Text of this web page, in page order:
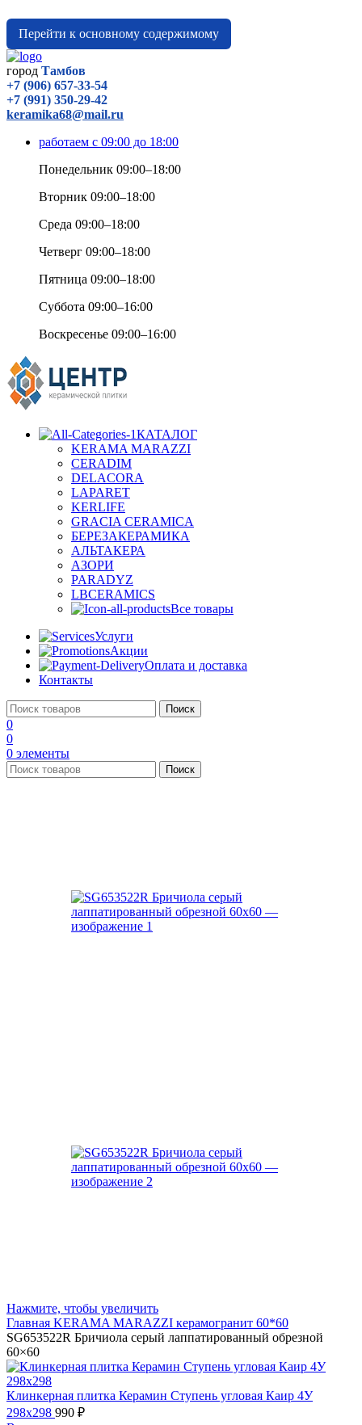
Перейти к основному содержимому
город Тамбов
+7 (906) 657-33-54
+7 (991) 350-29-42
keramika68@mail.ru
работаем с 09:00 до 18:00
Понедельник 09:00–18:00
Вторник 09:00–18:00
Среда 09:00–18:00
Четверг 09:00–18:00
Пятница 09:00–18:00
Суббота 09:00–16:00
Воскресенье 09:00–16:00
КАТАЛОГ
KERAMA MARAZZI
CERADIM
DELACORA
LAPARET
KERLIFE
GRACIA CERAMICA
БЕРЕЗАКЕРАМИКА
АЛЬТАКЕРА
АЗОРИ
PARADYZ
LBCERAMICS
Все товары
Услуги
Акции
Оплата и доставка
Контакты
Поиск
0
0
0 элементы
Поиск
Нажмите, чтобы увеличить
Главная KERAMA MARAZZI керамогранит 60*60
SG653522R Бричиола серый лаппатированный обрезной
60×60
Клинкерная плитка Керамин Ступень угловая Каир 4У
298x298 990 ₽